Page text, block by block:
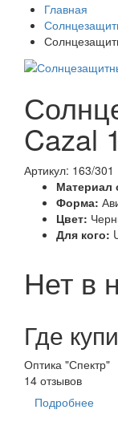
Главная
Cazal
Артикул: 163/301
Материал
Форма:
Цвет:
Для кого:
Нет в
Где
Оптика "Спектр"
14 отзывов
Подробнее